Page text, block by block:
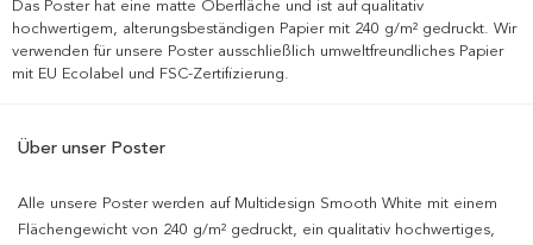
Das Poster hat eine matte Oberfläche und ist auf qualitativ
hochwertigem, alterungsbeständigen Papier mit 240 g/m² gedruckt. Wir
verwenden für unsere Poster ausschließlich umweltfreundliches Papier
mit EU Ecolabel und FSC-Zertifizierung.
Über unser Poster
Alle unsere Poster werden auf Multidesign Smooth White mit einem
Flächengewicht von 240 g/m² gedruckt, ein qualitativ hochwertiges,